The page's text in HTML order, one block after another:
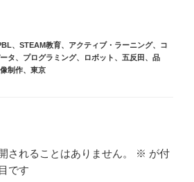
、 STEAM教育、 アクティブ・ラーニング、
コ
タ、 プログラミング、 ロボット 、 五反田 、 品
制作、 東京
されることはありません。 ※ が付
です